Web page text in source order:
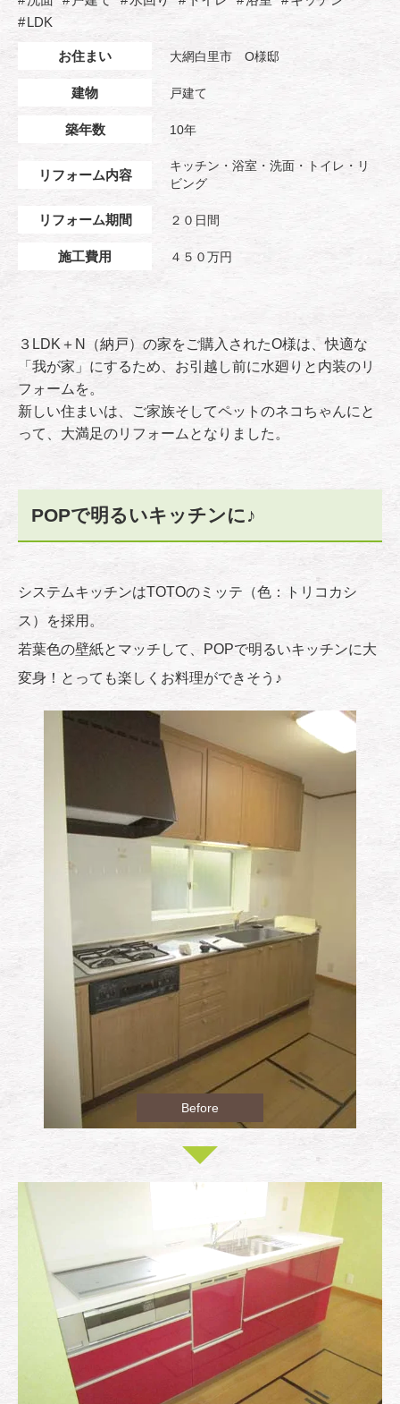
LDK
お住まい 大網白里市 O様邸
建物 戸建て
築年数 10年
リフォーム内容
キッチン・浴室・洗面・トイレ・リ
ビング
リフォーム期間 ２０日間
施工費用 ４５０万円
３LDK＋N（納戸）の家をご購入されたO様は、快適な
「我が家」にするため、お引越し前に水廻りと内装のリ
フォームを。
新しい住まいは、ご家族そしてペットのネコちゃんにと
って、大満足のリフォームとなりました。
POPで明るいキッチンに♪
システムキッチンはTOTOのミッテ（色：トリコカシ
ス）を採用。
若葉色の壁紙とマッチして、POPで明るいキッチンに大
変身！とっても楽しくお料理ができそう♪
Before